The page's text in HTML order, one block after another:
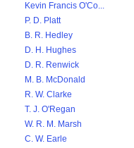
Kevin Francis O'Co...
P. D. Platt
B. R. Hedley
D. H. Hughes
D. R. Renwick
M. B. McDonald
R. W. Clarke
T. J. O'Regan
W. R. M. Marsh
C. W. Earle